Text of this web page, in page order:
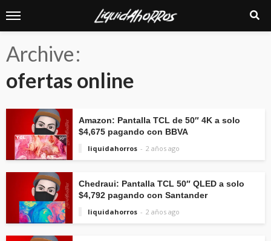
Archive
ofertas online
Amazon: Pantalla TCL de 50″ 4K a solo
$4,675 pagando con BBVA
liquidahorros
2 años ago
Chedraui: Pantalla TCL 50″ QLED a solo
$4,792 pagando con Santander
liquidahorros
2 años ago